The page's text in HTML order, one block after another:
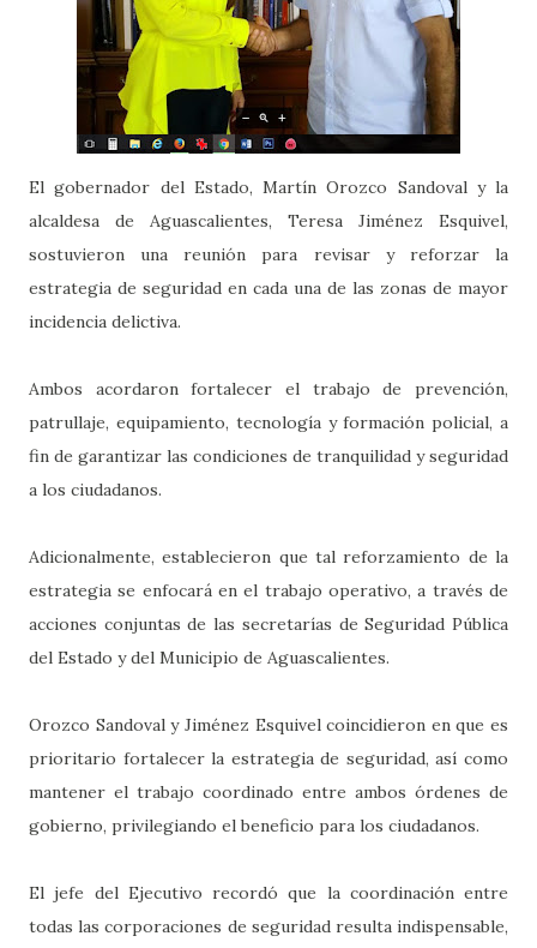
El gobernador del Estado, Martín Orozco Sandoval y la
alcaldesa de Aguascalientes, Teresa Jiménez Esquivel,
sostuvieron una reunión para revisar y reforzar la
estrategia de seguridad en cada una de las zonas de mayor
incidencia delictiva.
Ambos acordaron fortalecer el trabajo de prevención,
patrullaje, equipamiento, tecnología y formación policial, a
fin de garantizar las condiciones de tranquilidad y seguridad
a los ciudadanos.
Adicionalmente, establecieron que tal reforzamiento de la
estrategia se enfocará en el trabajo operativo, a través de
acciones conjuntas de las secretarías de Seguridad Pública
del Estado y del Municipio de Aguascalientes.
Orozco Sandoval y Jiménez Esquivel coincidieron en que es
prioritario fortalecer la estrategia de seguridad, así como
mantener el trabajo coordinado entre ambos órdenes de
gobierno, privilegiando el beneficio para los ciudadanos.
El jefe del Ejecutivo recordó que la coordinación entre
todas las corporaciones de seguridad resulta indispensable,